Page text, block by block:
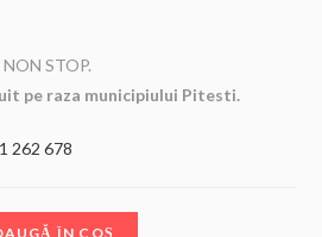
STOP.
pe raza municipiului Pitesti.
262 678
ÎN COȘ